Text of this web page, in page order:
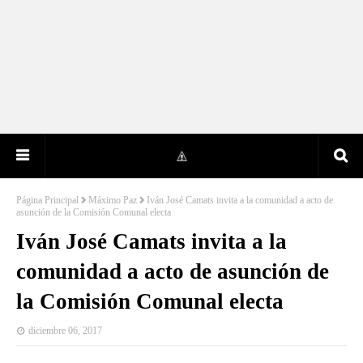
Página Principal Máximo Paz
Iván José Camats invita a la comunidad a acto de
asunción de la Comisión Comunal electa
Iván José Camats invita a la
comunidad a acto de asunción de
la Comisión Comunal electa
diciembre 06, 2017